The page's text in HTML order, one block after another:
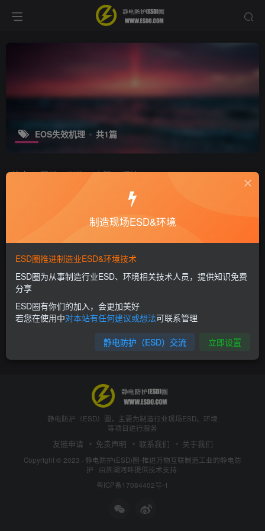
EOS失效机理 共1篇
排序 更新 浏览 点赞 评论
EOS失效机理有哪些呢？
十万个为什么
8年前 1W+
静电防护（ESD）圈，主要为制造行业现场ESD、环境
等项目进行服务
友链申请 免责声明 联系我们 关于我们
Copyright © 2023 · 静电防护(ESD)圈-推进万物互联制造工业的静电防
护 · 由旌湖河畔提供技术支持.
粤ICP备17084402号-1
制造现场ESD&环境
ESD圈推进制造业ESD&环境技术
ESD圈为从事制造行业ESD、环境相关技术人员，提供知识免费
分享
ESD圈有你们的加入，会更加美好
若您在使用中对本站有任何建议或想法可联系管理
静电防护（ESD）交流 立即设置